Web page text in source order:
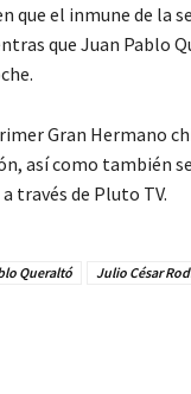
que el inmune de la
que Juan Pablo
Gran Hermano
así como también
través de Pluto TV.
Queraltó
Julio César